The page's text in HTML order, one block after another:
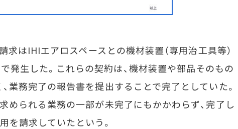
求はIHIエアロスペースとの機材装置（専用治工具等）
発生した。これらの契約は、機材装置や部品そのもの
業務完了の報告書を提出することで完了としていた。
められる業務の一部が未完了にもかかわらず、完了し
を請求していたという。